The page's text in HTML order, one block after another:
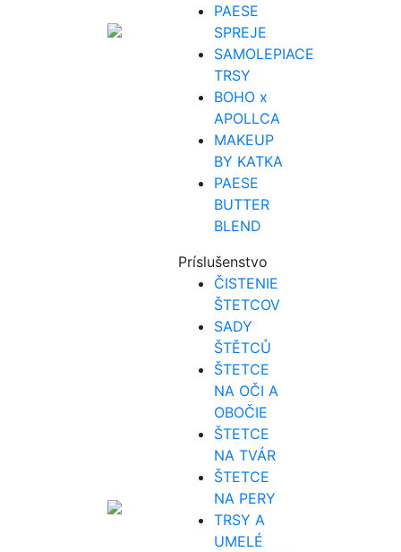
PAESE
SPREJE
SAMOLEPIACE
TRSY
BOHO x
APOLLCA
MAKEUP
BY KATKA
PAESE
BUTTER
BLEND
Príslušenstvo
ČISTENIE
ŠTETCOV
SADY
ŠTĚTCŮ
ŠTETCE
NA OČI A
OBOČIE
ŠTETCE
NA TVÁR
ŠTETCE
NA PERY
TRSY A
UMELÉ